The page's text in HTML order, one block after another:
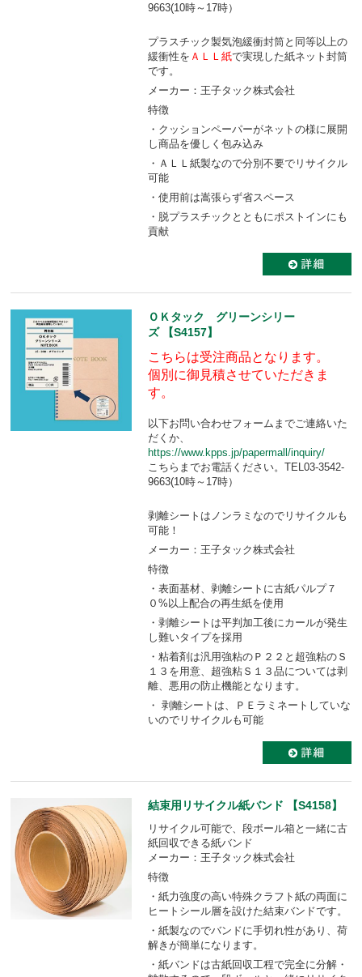
9663(10時～17時）
プラスチック製気泡緩衝封筒と同等以上の
緩衝性を ＡＬＬ紙で実現した紙ネット封筒
です。
メーカー：王子タック株式会社
特徴
・クッションペーパーがネットの様に展開
し商品を優しく包み込み
・ＡＬＬ紙製なので分別不要でリサイクル
可能
・使用前は嵩張らず省スペース
・脱プラスチックとともにポストインにも
貢献
ＯＫタック グリーンシリー
ズ 【S4157】
こちらは受注商品となります。
個別に御見積させていただきま
す。
以下お問い合わせフォームまでご連絡いた
だくか、
https://www.kpps.jp/papermall/inquiry/
こちらまでお電話ください。TEL03-3542-
9663(10時～17時）
剥離シートはノンラミなのでリサイクルも
可能！
メーカー：王子タック株式会社
特徴
・表面基材、剥離シートに古紙パルプ７
０%以上配合の再生紙を使用
・剥離シートは平判加工後にカールが発生
し難いタイプを採用
・粘着剤は汎用強粘のＰ２２と超強粘のＳ
１３を用意、超強粘Ｓ１３品については剥
離、悪用の防止機能となります。
・ 剥離シートは、ＰＥラミネートしていな
いのでリサイクルも可能
結束用リサイクル紙バンド 【S4158】
リサイクル可能で、段ボール箱と一緒に古
紙回収できる紙バンド
メーカー：王子タック株式会社
特徴
・紙力強度の高い特殊クラフト紙の両面に
ヒートシール層を設けた結束バンドです。
・紙製なのでバンドに手切れ性があり、荷
解きが簡単になります。
・紙バンドは古紙回収工程で完全に分解・